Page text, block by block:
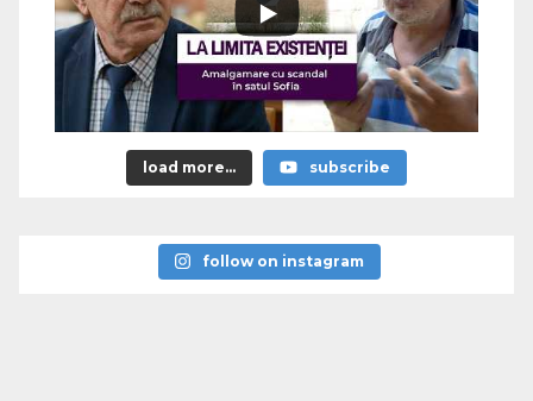
load more... subscribe
follow on instagram